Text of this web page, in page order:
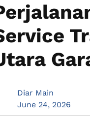
Diar Main
June 24, 2026